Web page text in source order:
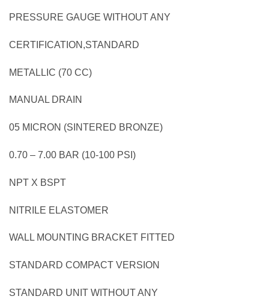
PRESSURE GAUGE WITHOUT ANY
CERTIFICATION,STANDARD
METALLIC (70 CC)
MANUAL DRAIN
05 MICRON (SINTERED BRONZE)
0.70 – 7.00 BAR (10-100 PSI)
NPT X BSPT
NITRILE ELASTOMER
WALL MOUNTING BRACKET FITTED
STANDARD COMPACT VERSION
STANDARD UNIT WITHOUT ANY